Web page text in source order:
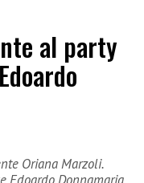
al party
Oriana Marzoli.